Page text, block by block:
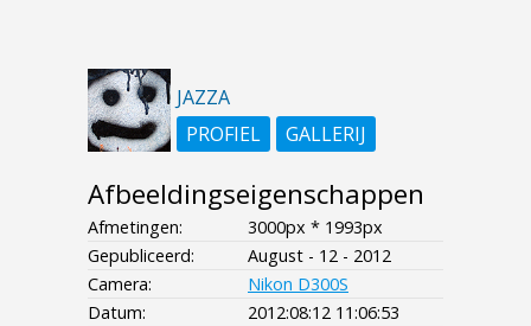
JAZZA
PROFIEL
GALLERIJ
Afbeeldingseigenschappen
Afmetingen:
3000px * 1993px
Gepubliceerd:
August - 12 - 2012
Camera:
Nikon D300S
Datum:
2012:08:12 11:06:53